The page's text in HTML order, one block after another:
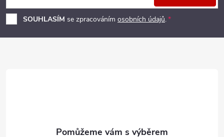
p
a
SOUHLASÍM se zpracováním osobních údajů.